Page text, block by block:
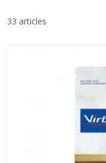
33 articles